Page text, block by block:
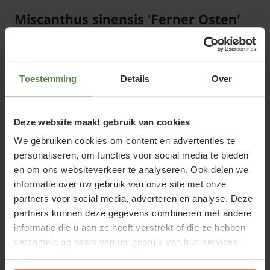
Toestemming Details Over
Deze website maakt gebruik van cookies
We gebruiken cookies om content en advertenties te
personaliseren, om functies voor social media te bieden
en om ons websiteverkeer te analyseren. Ook delen we
informatie over uw gebruik van onze site met onze
partners voor social media, adverteren en analyse. Deze
partners kunnen deze gegevens combineren met andere
informatie die u aan ze heeft verstrekt of die ze hebben
verzameld op basis van uw gebruik van hun services.
Miscanthus sinensis 'Ferner Osten'
het niet moeilijk is voor ieders smaak en tuin een
Miscanthus sinensis is een van de minder
woekerende siergrassen. Prachtriet groeit in een
polvorm vrij recht omhoog en vormt schitterende
pluimen. Het lange, smalle blad is extra decoratief.
Miscanthus sinensis 'Ferner Osten' - XL krijgt in
augustus prachtige, rode pluimen met witte punten
en is daarmee een van de vroegste bloeiers van de
siergrassen. De rode bloempluimen van het